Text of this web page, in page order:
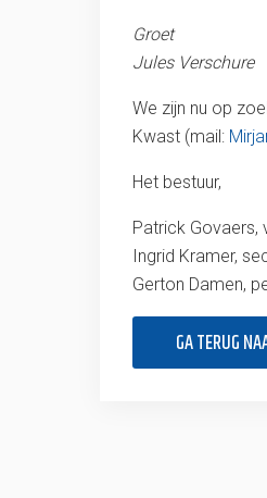
Groet
Jules Verschure
We zijn nu op
Kwast (mail:
Het bestuur,
Patrick Govaers,
Ingrid Kramer,
Gerton Damen,
GA TERUG